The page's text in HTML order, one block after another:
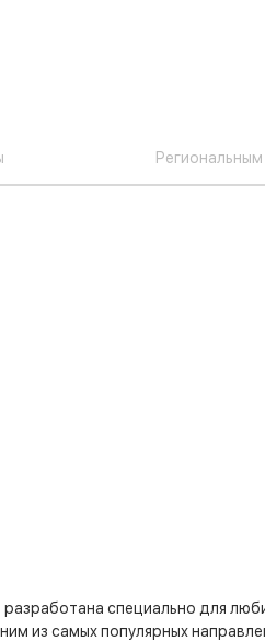
разработана специально для
из самых популярных